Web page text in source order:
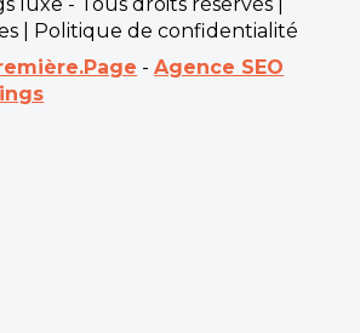
Politique de confidentialité
-Agence SEO